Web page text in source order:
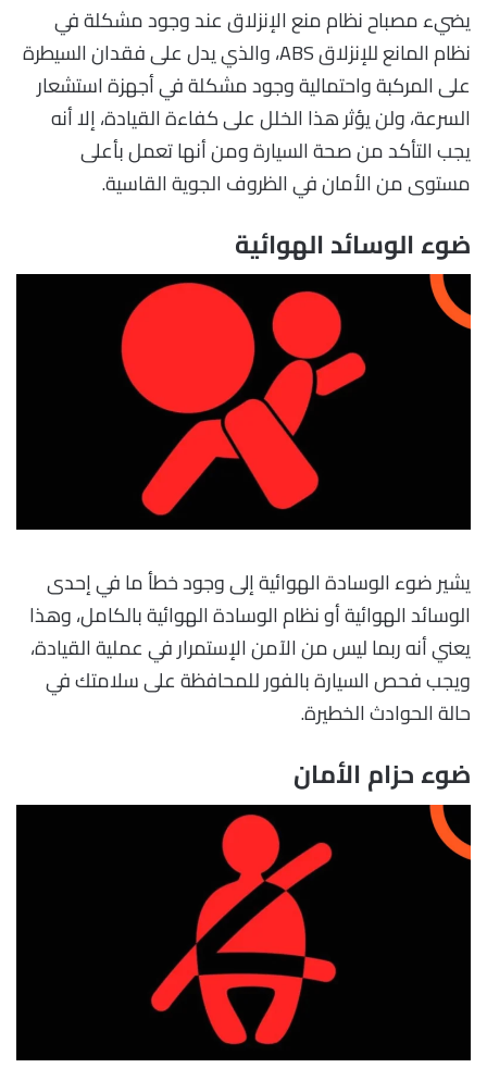
يضيء مصباح نظام منع الإنزلاق عند وجود مشكلة في
نظام المانع للإنزلاق ABS، والذي يدل على فقدان السيطرة
على المركبة واحتمالية وجود مشكلة في أجهزة استشعار
السرعة، ولن يؤثر هذا الخلل على كفاءة القيادة، إلا أنه
يجب التأكد من صحة السيارة ومن أنها تعمل بأعلى
مستوى من الأمان في الظروف الجوية القاسية.
ضوء الوسائد الهوائية
يشير ضوء الوسادة الهوائية إلى وجود خطأ ما في إحدى
الوسائد الهوائية أو نظام الوسادة الهوائية بالكامل، وهذا
يعني أنه ربما ليس من الآمن الإستمرار في عملية القيادة،
ويجب فحص السيارة بالفور للمحافظة على سلامتك في
حالة الحوادث الخطيرة.
ضوء حزام الأمان